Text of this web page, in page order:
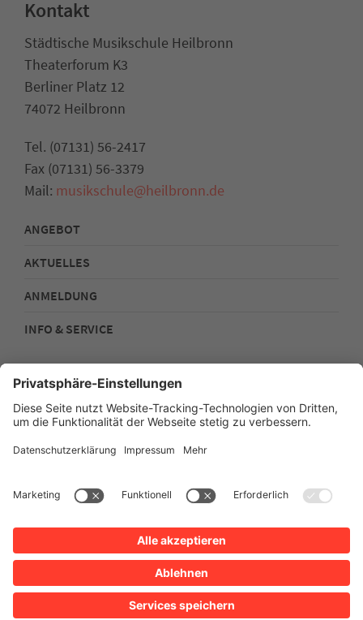
Kontakt
Städtische Musikschule Heilbronn
Theaterforum K3
Berliner Platz 12
74072 Heilbronn
Tel. (07131) 56-2417
Fax (07131) 56-3379
Mail: musikschule@heilbronn.de
ANGEBOT
AKTUELLES
ANMELDUNG
INFO & SERVICE
Kontakt
Impressum
Datenschutz
Sitemap
Stadtplan